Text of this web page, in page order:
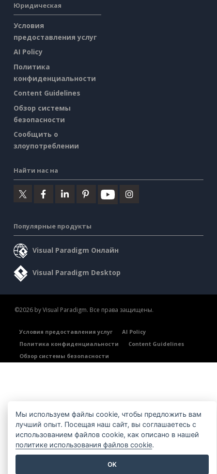
Юридическая
Условия
предоставления услуг
AI Policy
Политика
конфиденциальности
Content Guidelines
Обзор системы
безопасности
Сообщить о
злоупотреблении
Найти нас на
Популярные продукты
Visual Paradigm Онлайн
Visual Paradigm Desktop
©2026 by Visual Paradigm. Все права защищены.
Условия предоставления услуг
AI Policy
Политика конфиденциальности
Content Guidelines
Обзор системы безопасности
Мы используем файлы cookie, чтобы предложить вам
лучший опыт. Посещая наш сайт, вы соглашаетесь с
использованием файлов cookie, как описано в нашей
политике использования файлов cookie.
OK